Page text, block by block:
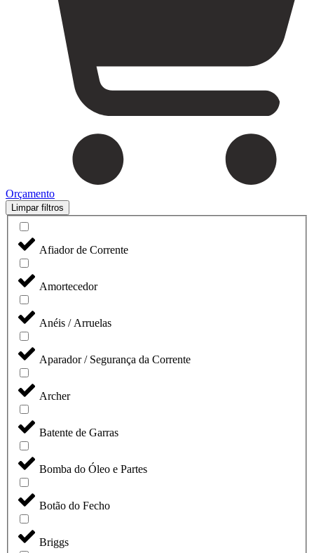
Orçamento
Limpar filtros
Afiador de Corrente
Amortecedor
Anéis / Arruelas
Aparador / Segurança da Corrente
Archer
Batente de Garras
Bomba do Óleo e Partes
Botão do Fecho
Briggs